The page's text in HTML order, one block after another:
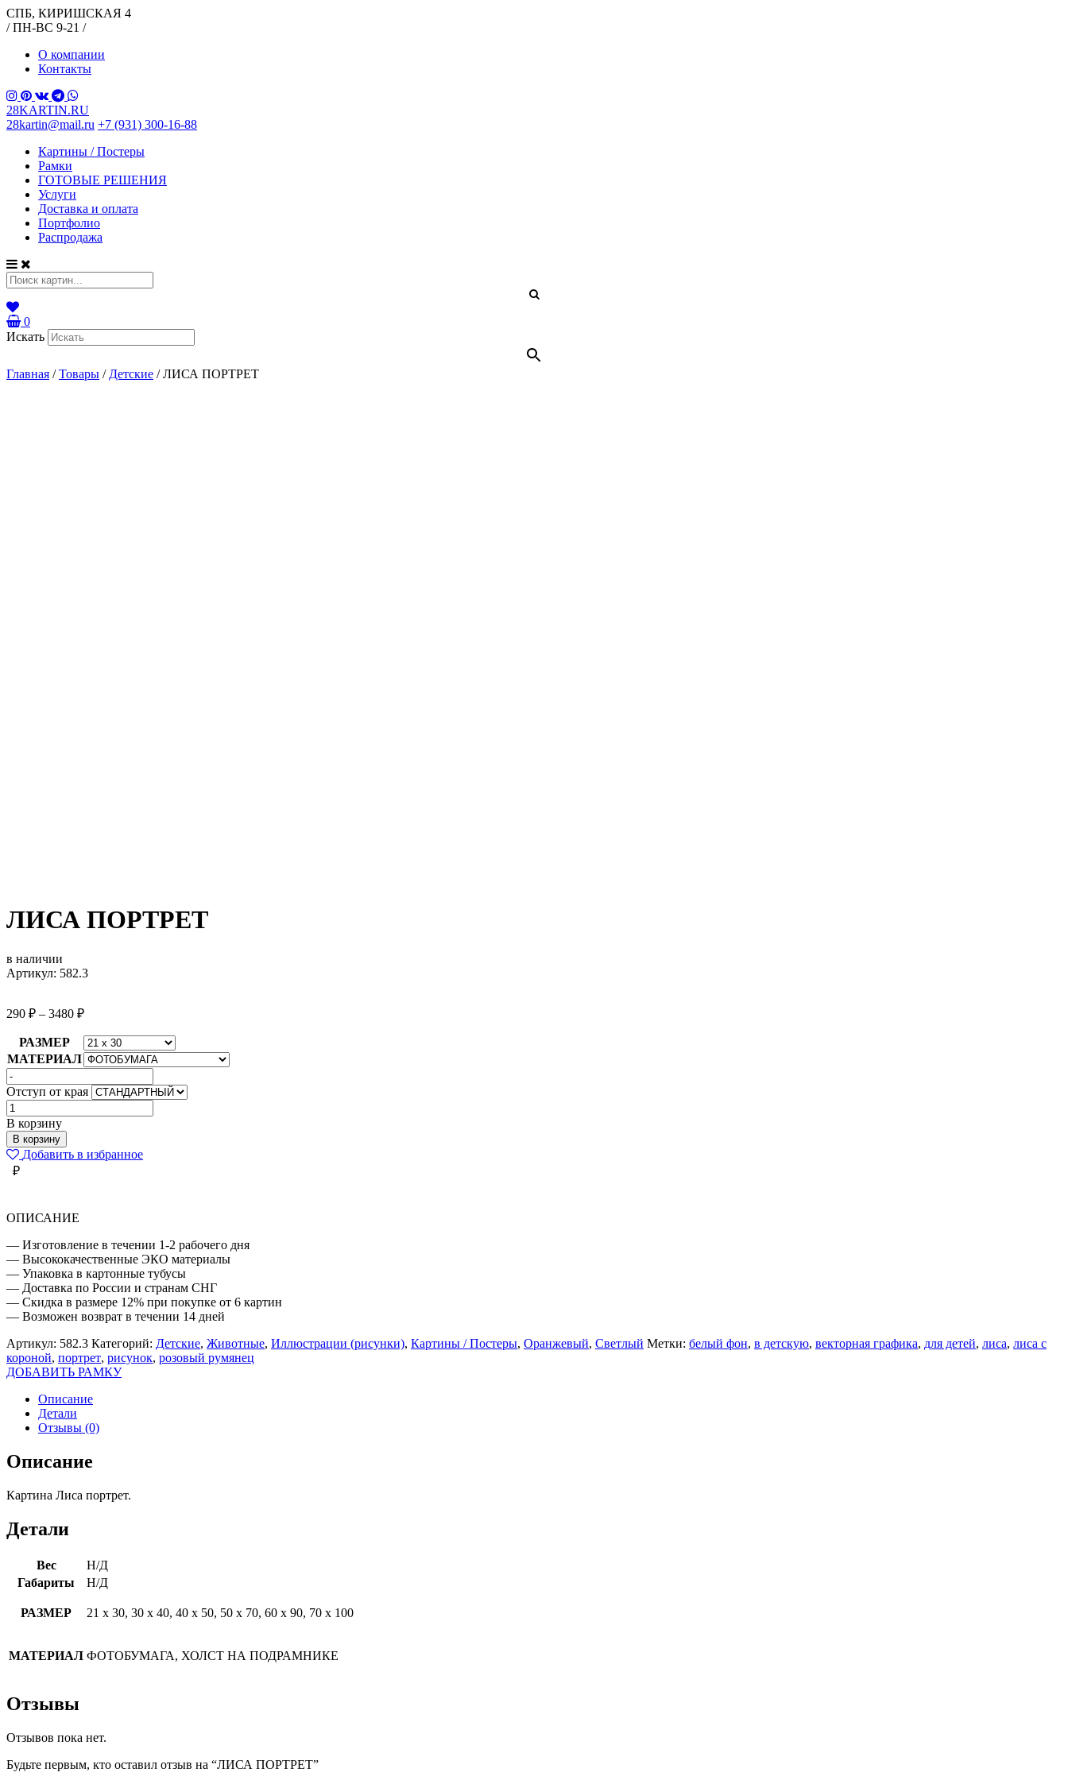
СПБ, КИРИШСКАЯ 4
/ ПН-ВС 9-21 /
О компании
Контакты
28KARTIN.RU
28kartin@mail.ru +7 (931) 300-16-88
Картины / Постеры
Рамки
ГОТОВЫЕ РЕШЕНИЯ
Услуги
Доставка и оплата
Портфолио
Распродажа
0
Искать
Главная /Товары / Детские /ЛИСА ПОРТРЕТ
ЛИСА ПОРТРЕТ
в наличии
Артикул: 582.3
290 ₽ – 3480 ₽
РАЗМЕР
МАТЕРИАЛ
Отступ от края
Количество
товара
ЛИСА
ПОРТРЕТ
В корзину
В корзину
Добавить в избранное
₽
ОПИСАНИЕ
— Изготовление в течении 1-2 рабочего дня
— Высококачественные ЭКО материалы
— Упаковка в картонные тубусы
— Доставка по России и странам СНГ
— Скидка в размере 12% при покупке от 6 картин
— Возможен возврат в течении 14 дней
Артикул: 582.3 Категорий: Детские, Животные, Иллюстрации (рисунки), Картины / Постеры, Оранжевый, Светлый Метки: белый фон, в детскую, векторная графика, для детей, лиса, лиса с
короной, портрет, рисунок, розовый румянец
ДОБАВИТЬ РАМКУ
Описание
Детали
Отзывы (0)
Описание
Картина Лиса портрет.
Детали
Вес
Н/Д
Габариты
Н/Д
РАЗМЕР 21 х 30, 30 х 40, 40 х 50, 50 х 70, 60 х 90, 70 х 100
МАТЕРИАЛ ФОТОБУМАГА, ХОЛСТ НА ПОДРАМНИКЕ
Отзывы
Отзывов пока нет.
Будьте первым, кто оставил отзыв на “ЛИСА ПОРТРЕТ”